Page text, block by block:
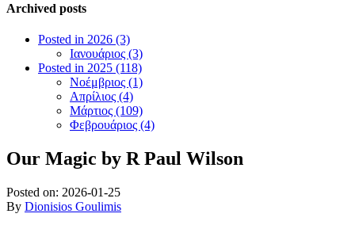
Archived posts
Posted in 2026 (3)
Ιανουάριος (3)
Posted in 2025 (118)
Νοέμβριος (1)
Απρίλιος (4)
Μάρτιος (109)
Φεβρουάριος (4)
Our Magic by R Paul Wilson
Posted on: 2026-01-25
By Dionisios Goulimis